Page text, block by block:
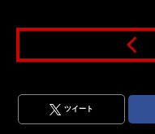
ツイート